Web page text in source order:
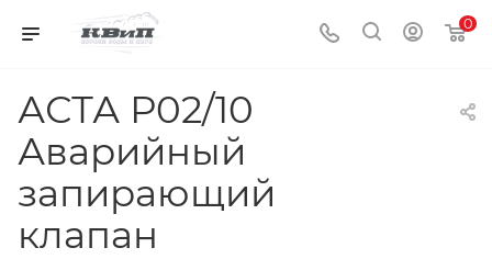
0
АСТА Р02/10
Аварийный
запирающий
клапан